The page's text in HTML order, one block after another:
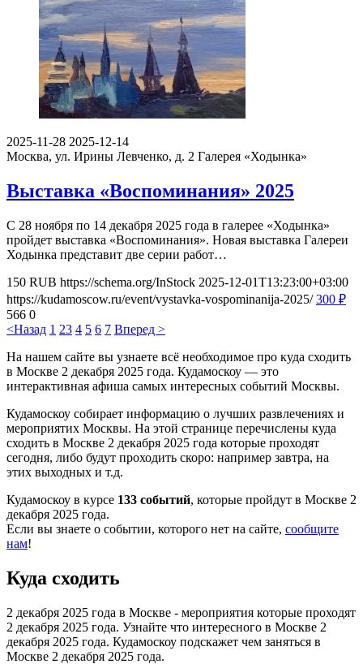
2025-11-28 2025-12-14
Москва, ул. Ирины Левченко, д. 2 Галерея «Ходынка»
Выставка «Воспоминания» 2025
С 28 ноября по 14 декабря 2025 года в галерее «Ходынка»
пройдет выставка «Воспоминания». Новая выставка Галереи
Ходынка представит две серии работ…
150 RUB https://schema.org/InStock 2025-12-01T13:23:00+03:00
https://kudamoscow.ru/event/vystavka-vospominanija-2025/ 300 ₽
566 0
<Назад 1 23 4 5 6 7 Вперед >
На нашем сайте вы узнаете всё необходимое про куда сходить
в Москве 2 декабря 2025 года. Кудамоскоу — это
интерактивная афиша самых интересных событий Москвы.
Кудамоскоу собирает информацию о лучших развлечениях и
мероприятих Москвы. На этой странице перечислены куда
сходить в Москве 2 декабря 2025 года которые проходят
сегодня, либо будут проходить скоро: например завтра, на
этих выходных и т.д.
Кудамоскоу в курсе 133 событий, которые пройдут в Москве 2
декабря 2025 года.
Если вы знаете о событии, которого нет на сайте, сообщите
нам!
Куда сходить
2 декабря 2025 года в Москве - мероприятия которые проходят
2 декабря 2025 года. Узнайте что интересного в Москве 2
декабря 2025 года. Кудамоскоу подскажет чем заняться в
Москве 2 декабря 2025 года.